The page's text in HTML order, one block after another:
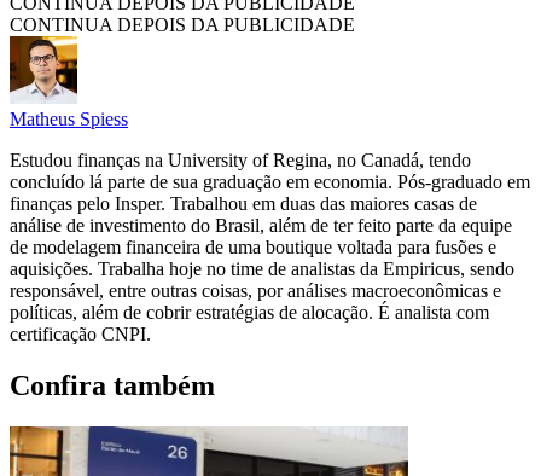
CONTINUA DEPOIS DA PUBLICIDADE
Matheus Spiess
Estudou finanças na University of Regina, no Canadá, tendo
concluído lá parte de sua graduação em economia. Pós-graduado em
finanças pelo Insper. Trabalhou em duas das maiores casas de
análise de investimento do Brasil, além de ter feito parte da equipe
de modelagem financeira de uma boutique voltada para fusões e
aquisições. Trabalha hoje no time de analistas da Empiricus, sendo
responsável, entre outras coisas, por análises macroeconômicas e
políticas, além de cobrir estratégias de alocação. É analista com
certificação CNPI.
Confira também